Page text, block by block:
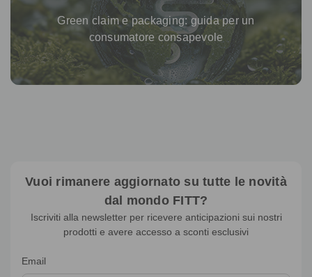
Green claim e packaging: guida per un
consumatore consapevole
Vuoi rimanere aggiornato su tutte le novità
dal mondo FITT?
Iscriviti alla newsletter per ricevere anticipazioni sui nostri
prodotti e avere accesso a sconti esclusivi
Iscrizione
Email